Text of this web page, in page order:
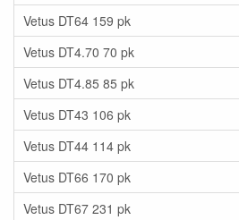
Vetus DT64 159 pk
Vetus DT4.70 70 pk
Vetus DT4.85 85 pk
Vetus DT43 106 pk
Vetus DT44 114 pk
Vetus DT66 170 pk
Vetus DT67 231 pk